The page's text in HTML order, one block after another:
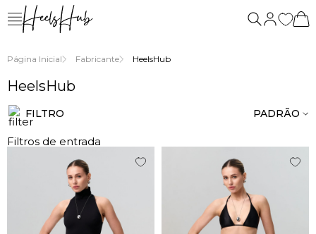
Página Inicial Fabricante HeelsHub
HeelsHub
FILTRO PADRÃO
Filtros de entrada